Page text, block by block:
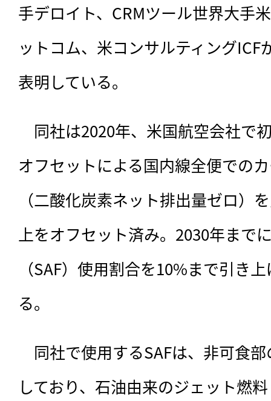
手デロイト、CRMツール世界大手
ットコム、米コンサルティングICF
表明している。
同社は2020年、 米国航空会社で
オフセットによる国内線全便での
（二酸化炭素ネット排出量ゼロ）
上をオフセット済み。2030年まで
（SAF）使用割合を10%まで引き
る。
同社で使用するSAFは、非可食
しており、石油由来のジェット燃